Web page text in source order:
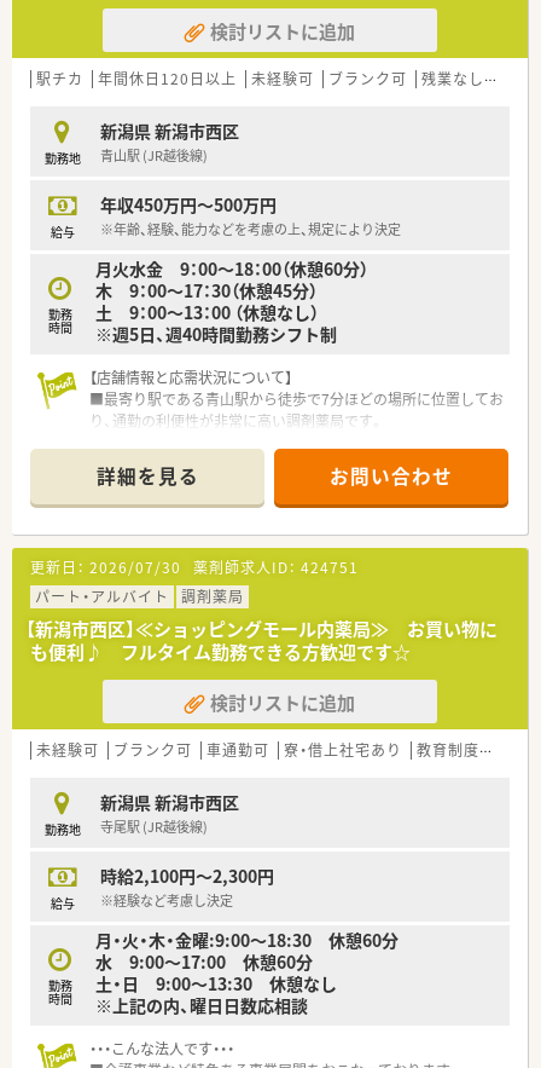
【想定されるキャリアイメージ】
■年に1度、担当者とキャリアプランについて話し合う機会があ
り、個人の目標を支援する体制です。
ら専門性を高める機会が豊富です。
■将来的には管理薬剤師や薬局長といった管理職を目指すこと
も可能なキャリアパスがあります。
【こんな方が活躍中】
■仕事とプライベートのメリハリをつけ、ワークライフバランス
■医療だけでなく介護分野にも視野を広げ、幅広いスキルを身に
つけたいという意欲のある方です。
■患者様とのコミュニケーションを大切にし、地域の方々の健康
を支えたいという想いのある方です。
検討リストに追加
駅チカ 年間休日120日以上 未経験可 ブランク可 残業なし(ほぼなし含む)
勤務地
新潟県 新潟市西区
青山駅 (JR越後線)
給与
年収450万円～500万円
※年齢、経験、能力などを考慮の上、規定により決定
勤務
時間
月火水金 9：00〜18：00（休憩60分）
木 9：00〜17：30（休憩45分）
土 9：00〜13：00 （休憩なし）
※週5日、週40時間勤務シフト制
【店舗情報と応需状況について】
■最寄り駅である青山駅から徒歩で7分ほどの場所に位置してお
り、通勤の利便性が非常に高い調剤薬局です。
るほか、居宅の在宅業務にも注力しています。
■現在は常勤の薬剤師3名と非常勤の薬剤師1名が在籍してお
り、丁寧な調剤や監査、服薬指導を行っています。
【こんな方にオススメ】
■最寄り駅から徒歩7分と好立地な店舗であるため、駅チカの職
場で毎日の通勤を快適にこなしたい方にオススメです。
■年間休日が125日とお休みが充実している環境を活かし、趣味
や家族との時間を大切にしながら働きたい方に最適です。
■手厚い教育制度が用意されている薬局で、内科の知識を深めな
がら在宅業務の経験も積んでいきたい方にぴったりです。
【やりがい/おすすめポイント】
■あなたの町の健康ともだちとして患者様に深く寄り添うこと
■学会発表を希望する際には計画からデータ解析、ポスター作成
まで上司や先輩から丁寧なサポートを受けられます。
■奨学金返済支援制度などの独自に整えられた福利厚生があり、
【こんな方が活躍中】
おり、産休や育休からの復職実績も豊富にございます。
■お互いを助け合う相互扶助の精神を大切にしながら、周囲のス
タッフと円滑なコミュニケーションを図る方が活躍中です。
■手厚い研修制度や周囲のサポート体制が整っているため、未経
詳細を見る お問い合わせ
更新日： 2026/07/30 薬剤師求人ID： 424751
パート・アルバイト
調剤薬局
【新潟市西区】≪ショッピングモール内薬局≫ お買い物に
も便利♪ フルタイム勤務できる方歓迎です☆
検討リストに追加
未経験可 ブランク可 車通勤可 寮・借上社宅あり 教育制度あり
勤務地
新潟県 新潟市西区
寺尾駅 (JR越後線)
給与
時給2,100円～2,300円
※経験など考慮し決定
勤務
時間
月・火・木・金曜:9:00～18:30 休憩60分
水 9:00～17:00 休憩60分
土・日 9:00～13:30 休憩なし
※上記の内、曜日日数応相談
・・・こんな法人です・・・